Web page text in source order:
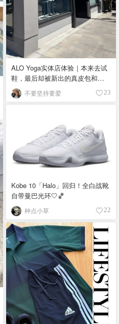
ALO Yoga实体店体验｜本来去试
鞋，最后却被新出的真皮包和
Lifestyle系列吸引了！
不要坚持要爱 23
Kobe 10「Halo」回归！全白战靴
自带曼巴光环🤍🏀
种点小草 22